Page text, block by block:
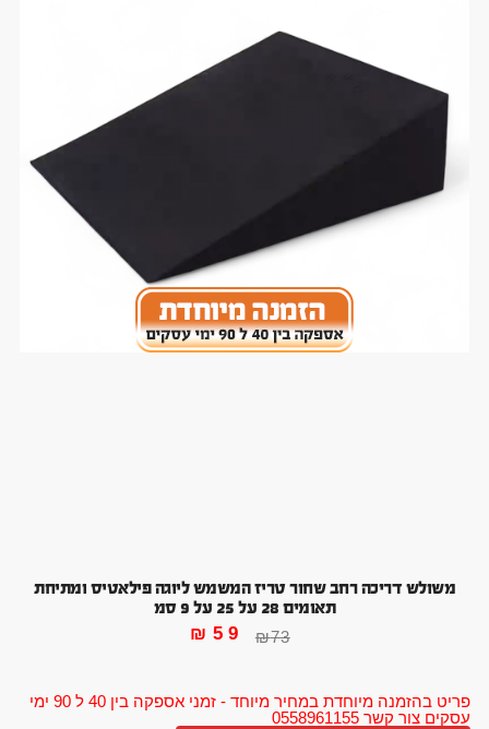
פריט בהזמנה מיוחדת במחיר מיוחד - זמני אספקה בין 40 ל 90 ימי
עסקים צור קשר 0558961155
משולש דריכה רחב שחור טריז המשמש ליוגה פילאטיס ומתיחת
תאומים 28 על 25 על 9 סמ
₪73
₪ 59